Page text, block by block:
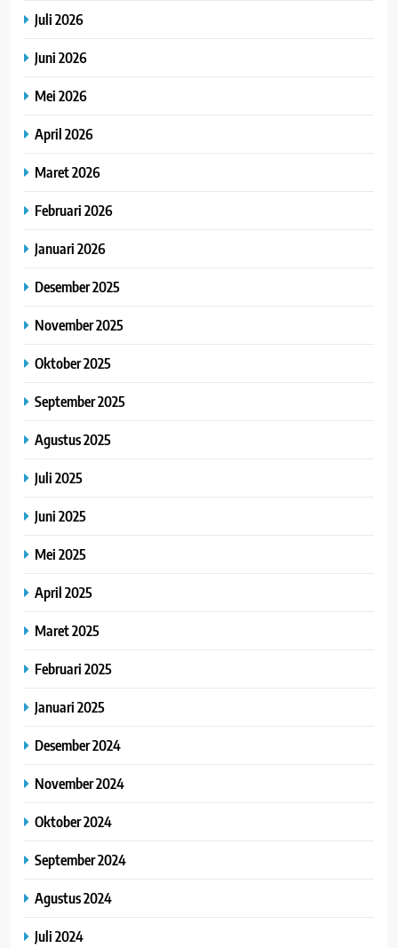
Juli 2026
Juni 2026
Mei 2026
April 2026
Maret 2026
Februari 2026
Januari 2026
Desember 2025
November 2025
Oktober 2025
September 2025
Agustus 2025
Juli 2025
Juni 2025
Mei 2025
April 2025
Maret 2025
Februari 2025
Januari 2025
Desember 2024
November 2024
Oktober 2024
September 2024
Agustus 2024
Juli 2024